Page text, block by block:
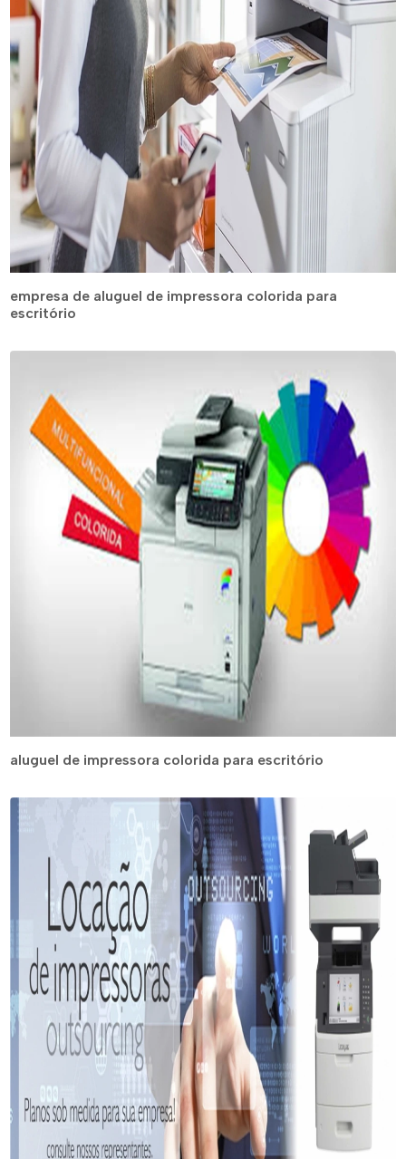
empresa de aluguel de impressora colorida para
escritório
aluguel de impressora colorida para escritório